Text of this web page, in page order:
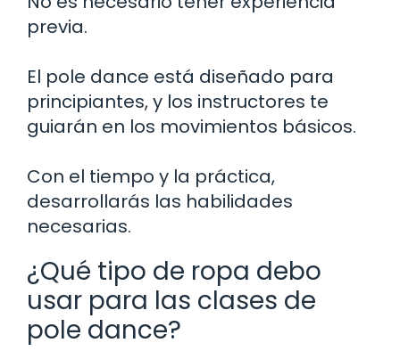
previa.
El pole dance está diseñado para
principiantes, y los instructores te
guiarán en los movimientos básicos.
Con el tiempo y la práctica,
desarrollarás las habilidades
necesarias.
¿Qué tipo de ropa debo
usar para las clases de
pole dance?